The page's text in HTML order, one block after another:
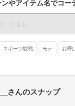
ンやアイテム名でコー
スポーツ観戦 モテ お呼
さんのスナップ